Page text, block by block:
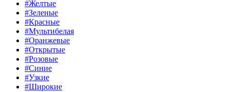
#Желтые
#Зеленые
#Красные
#Мультибелая
#Оранжевые
#Открытые
#Розовые
#Синие
#Узкие
#Широкие